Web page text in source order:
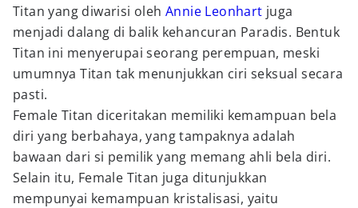
Titan yang diwarisi oleh Annie Leonhart juga
menjadi dalang di balik kehancuran Paradis. Bentuk
Titan ini menyerupai seorang perempuan, meski
umumnya Titan tak menunjukkan ciri seksual secara
pasti.
Female Titan diceritakan memiliki kemampuan bela
diri yang berbahaya, yang tampaknya adalah
bawaan dari si pemilik yang memang ahli bela diri.
Selain itu, Female Titan juga ditunjukkan
mempunyai kemampuan kristalisasi, yaitu